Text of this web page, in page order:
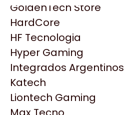
HP
HyperX
INNO3D
Intel
Kingston
Lenovo
Logitech
GoldenTech Store
HardCore
HF Tecnologia
Hyper Gaming
Integrados Argentinos
Katech
Liontech Gaming